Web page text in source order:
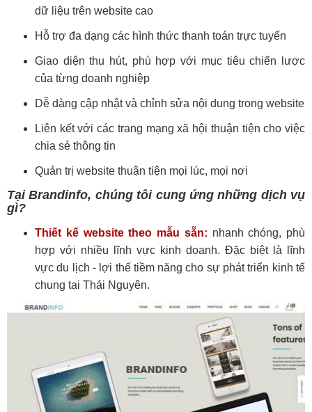
dữ liệu trên website cao
Hỗ trợ đa dạng các hình thức thanh toán trực tuyến
Giao diện thu hút, phù hợp với mục tiêu chiến lược
của từng doanh nghiệp
Dễ dàng cập nhật và chỉnh sửa nội dung trong website
Liên kết với các trang mạng xã hội thuận tiện cho việc
chia sẻ thông tin
Quản trị website thuận tiện mọi lúc, mọi nơi
Tại Brandinfo, chúng tôi cung ứng những dịch vụ
gì?
Thiết kế website theo mẫu sẵn: nhanh chóng, phù
hợp với nhiều lĩnh vực kinh doanh. Đặc biệt là lĩnh
vực du lịch - lợi thế tiềm năng cho sự phát triển kinh tế
chung tại Thái Nguyên.